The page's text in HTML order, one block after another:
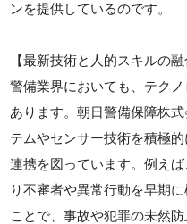
ンを提供しているのです。
【最新技術と人的スキルの
警備業界においても、テク
あります。朝日警備保障株
テムやセンサー技術を積極
連携を図っています。例え
り不審者や異常行動を早期
ことで、事故や犯罪の未然